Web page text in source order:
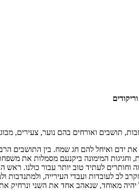
תושבים ואורחים בהם נוער, צעירים,
את ידם ואיחל להם חג שמח. בין התושבים
המימונה ביקנעם מסמלות את
וחותרים לעתיד טוב יותר עבור כולנו.
לב לעובדות ועבדי העירייה, ולמתנדבות
מאוחד, שנאהב אחד את השני